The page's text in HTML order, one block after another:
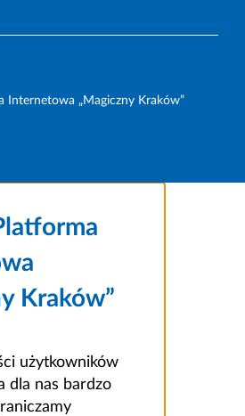
Internetowa „Magiczny Kraków”
Kraków”
użytkowników
dla nas bardzo